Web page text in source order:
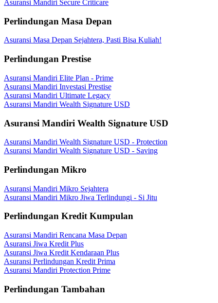
Asuransi Mandiri Secure Criticare
Perlindungan Masa Depan
Asuransi Masa Depan Sejahtera, Pasti Bisa Kuliah!
Perlindungan Prestise
Asuransi Mandiri Elite Plan - Prime
Asuransi Mandiri Investasi Prestise
Asuransi Mandiri Ultimate Legacy
Asuransi Mandiri Wealth Signature USD
Asuransi Mandiri Wealth Signature USD
Asuransi Mandiri Wealth Signature USD - Protection
Asuransi Mandiri Wealth Signature USD - Saving
Perlindungan Mikro
Asuransi Mandiri Mikro Sejahtera
Asuransi Mandiri Mikro Jiwa Terlindungi - Si Jitu
Perlindungan Kredit Kumpulan
Asuransi Mandiri Rencana Masa Depan
Asuransi Jiwa Kredit Plus
Asuransi Jiwa Kredit Kendaraan Plus
Asuransi Perlindungan Kredit Prima
Asuransi Mandiri Protection Prime
Perlindungan Tambahan